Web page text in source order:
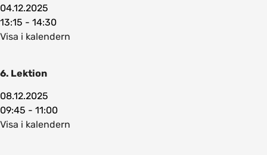
04.12.2025
13:15 - 14:30
Visa i kalendern
6. Lektion
08.12.2025
09:45 - 11:00
Visa i kalendern